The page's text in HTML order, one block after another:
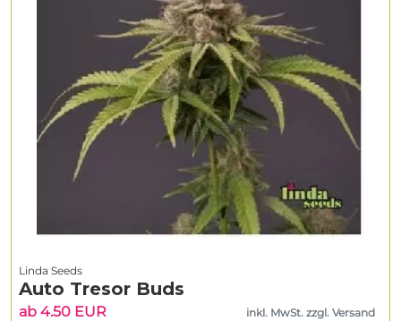
Linda Seeds
Auto Tresor Buds
ab 4.50 EUR inkl. MwSt. zzgl. Versand